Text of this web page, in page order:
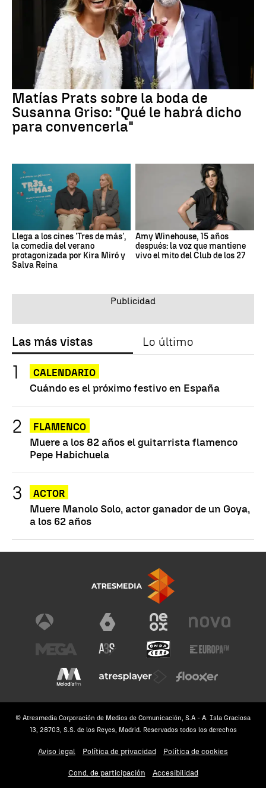
Matías Prats sobre la boda de
Susanna Griso: "Qué le habrá dicho
para convencerla"
Llega a los cines 'Tres de más',
la comedia del verano
protagonizada por Kira Miró y
Salva Reina
Amy Winehouse, 15 años
después: la voz que mantiene
vivo el mito del Club de los 27
Las más vistas Lo último
CALENDARIO
Cuándo es el próximo festivo en España
FLAMENCO
Muere a los 82 años el guitarrista flamenco
Pepe Habichuela
ACTOR
Muere Manolo Solo, actor ganador de un Goya,
a los 62 años
© Atresmedia Corporación de Medios de Comunicación, S.A - A. Isla Graciosa
13, 28703, S.S. de los Reyes, Madrid. Reservados todos los derechos
Aviso legal Política de privacidad Política de cookies
Cond. de participación Accesibilidad